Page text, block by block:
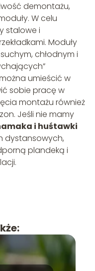
demontażu,
W celu
stalowe i
Moduły
chłodnym i
umieścić w
sobie pracę w
montażu również
Jeśli nie mamy
i huśtawki
dystansowych,
plandeką i